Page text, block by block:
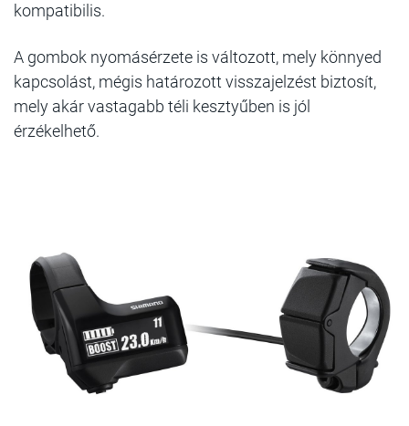
kompatibilis.
A gombok nyomásérzete is változott, mely könnyed
kapcsolást, mégis határozott visszajelzést biztosít,
mely akár vastagabb téli kesztyűben is jól
érzékelhető.